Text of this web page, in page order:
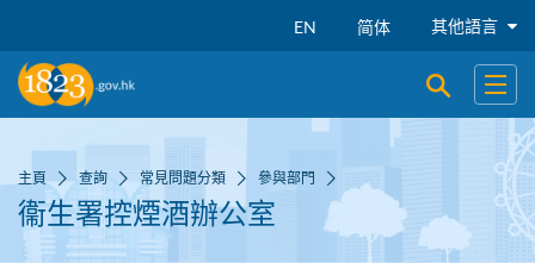
EN 简体 其他語言
開啟搜尋
開啟
主頁 查詢 常見問題分類 參與部門
衞生署控煙酒辦公室